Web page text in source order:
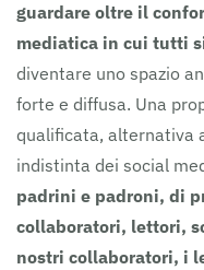
guardare oltre il
mediatica in cui tutti
diventare uno spazio
forte e diffusa. Una
qualificata, alternativa
indistinta dei social
padrini e padroni, di
collaboratori, lettori,
nostri collaboratori, i